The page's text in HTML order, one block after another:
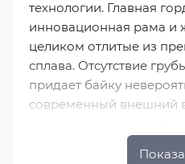
технологии. Главная
инновационная рама и
целиком отлитые из
сплава. Отсутствие
придает байку
современный внешний
около 8 кг) малыш 3–5